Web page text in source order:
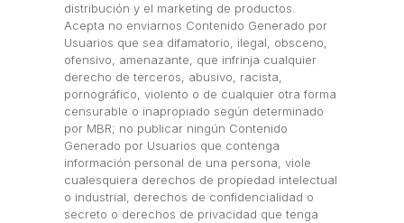
distribución y el marketing de productos.
Acepta no enviarnos Contenido Generado por
Usuarios que sea difamatorio, ilegal, obsceno,
ofensivo, amenazante, que infrinja cualquier
derecho de terceros, abusivo, racista,
pornográfico, violento o de cualquier otra forma
censurable o inapropiado según determinado
por MBR; no publicar ningún Contenido
Generado por Usuarios que contenga
información personal de una persona, viole
cualesquiera derechos de propiedad intelectual
o industrial, derechos de confidencialidad o
secreto o derechos de privacidad que tenga